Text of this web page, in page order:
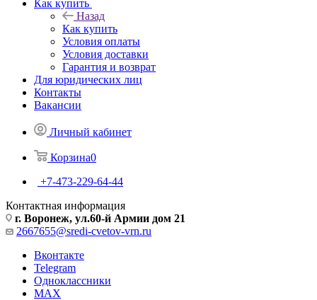
Как купить
Назад
Как купить
Условия оплаты
Условия доставки
Гарантия и возврат
Для юридических лиц
Контакты
Вакансии
Личный кабинет
Корзина0
+7-473-229-64-44
Контактная информация
г. Воронеж, ул.60-й Армии дом 21
2667655@sredi-cvetov-vrn.ru
Вконтакте
Telegram
Одноклассники
MAX